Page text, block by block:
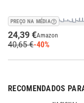
PREÇO NA MÉDIA
24,39 €Amazon
40,65 €-40%
RECOMENDADOS